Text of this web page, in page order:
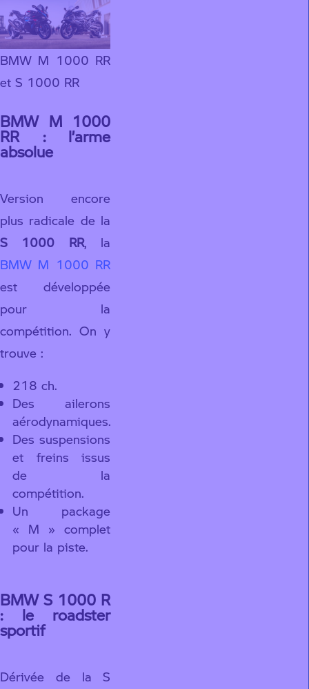
BMW M 1000 RR
et S 1000 RR
BMW M 1000
RR : l’arme
absolue
Version encore
plus radicale de la
S 1000 RR, la
BMW M 1000 RR
est développée
pour la
compétition. On y
trouve :
218 ch.
Des ailerons
aérodynamiques.
Des suspensions
et freins issus
de la
compétition.
Un package
« M » complet
pour la piste.
BMW S 1000 R
: le roadster
sportif
Dérivée de la S